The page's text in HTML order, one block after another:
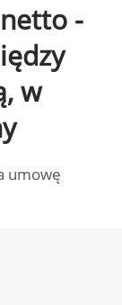
-
w
umowę